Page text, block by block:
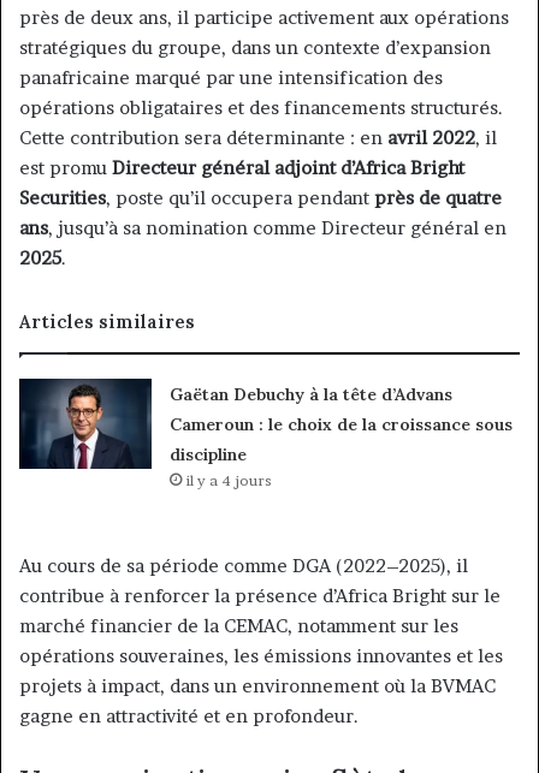
près de deux ans, il participe activement aux opérations
stratégiques du groupe, dans un contexte d’expansion
panafricaine marqué par une intensification des
opérations obligataires et des financements structurés.
Cette contribution sera déterminante : en avril 2022, il
est promu Directeur général adjoint d’Africa Bright
Securities, poste qu’il occupera pendant près de quatre
ans, jusqu’à sa nomination comme Directeur général en
2025.
Articles similaires
Gaëtan Debuchy à la tête d’Advans
Cameroun : le choix de la croissance sous
discipline
il y a 4 jours
Au cours de sa période comme DGA (2022–2025), il
contribue à renforcer la présence d’Africa Bright sur le
marché financier de la CEMAC, notamment sur les
opérations souveraines, les émissions innovantes et les
projets à impact, dans un environnement où la BVMAC
gagne en attractivité et en profondeur.